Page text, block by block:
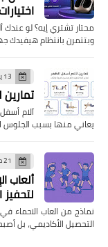
محتار تشتري إيه؟ لو عندك
وبتتمرن بانتظام هيفيدك
13 يناير 2026
آلام
يعاني منها بسبب الجلوس
21 مايو 2025
نماذج من العاب الاحماء
التحصيل الأكاديمي، بل